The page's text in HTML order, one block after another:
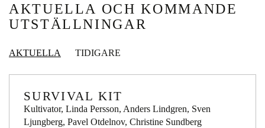
AKTUELLA OCH KOMMANDE
UTSTÄLLNINGAR
AKTUELLA TIDIGARE
SURVIVAL KIT
Kultivator, Linda Persson, Anders Lindgren, Sven
Ljungberg, Pavel Otdelnov, Christine Sundberg